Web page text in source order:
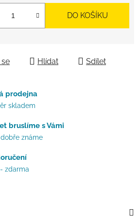
DO KOŠÍKU
Hlídat Sdílet
prodejna
skladem
bruslíme s Vámi
známe
zdarma